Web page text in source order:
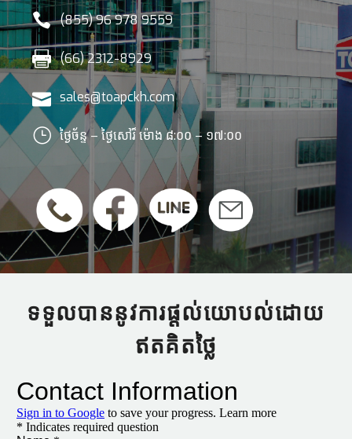

 (855) 96 978 9559

 (66) 2312-8929

 sales@toapckh.com
}
} ថ្ងៃច័ន្ទ – ថ្ងៃសៅរ៏ ម៉ោង ៨:០០ – ១៧:០០
ទទួលបាននូវការផ្តល់យោបល់ដោយ
ឥតគិតថ្លៃ